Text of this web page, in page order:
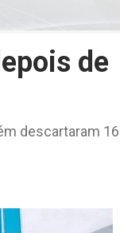
de
descartaram